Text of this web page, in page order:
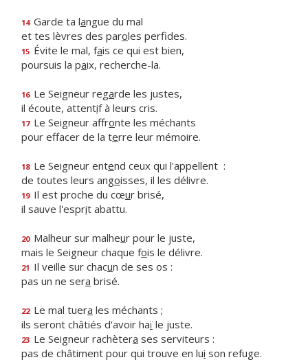
14 Garde ta langue du mal
et tes lèvres des paroles perfides.
15 Évite le mal, fais ce qui est bien,
poursuis la paix, recherche-la.
16 Le Seigneur regarde les justes,
il écoute, attentif à leurs cris.
17 Le Seigneur affronte les méchants
pour effacer de la terre leur mémoire.
18 Le Seigneur entend ceux qui l'appellent :
de toutes leurs angoisses, il les délivre.
19 Il est proche du cœur brisé,
il sauve l'esprit abattu.
20 Malheur sur malheur pour le juste,
mais le Seigneur chaque fois le délivre.
21 Il veille sur chacun de ses os :
pas un ne sera brisé.
22 Le mal tuera les méchants ;
ils seront châtiés d'avoir haï le juste.
23 Le Seigneur rachètera ses serviteurs :
pas de châtiment pour qui trouve en lui son refuge.